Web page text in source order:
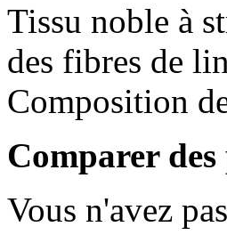
Tissu noble à
des fibres de
Composition
Comparer
Vous n'avez